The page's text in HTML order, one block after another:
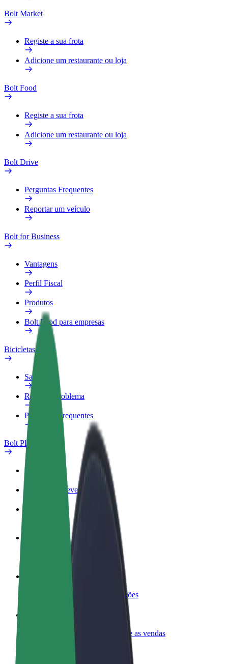
Bolt Market
Registe a sua frota
Adicione um restaurante ou loja
Bolt Food
Registe a sua frota
Adicione um restaurante ou loja
Bolt Drive
Perguntas Frequentes
Reportar um veículo
Bolt for Business
Vantagens
Perfil Fiscal
Produtos
Bolt Food para empresas
Bicicletas
Safety Lab
Reportar problema
Perguntas Frequentes
Bolt Plus
Vantagens
Como subscrever
Torne-se motorista
Ganhe dinheiro quando quiser
Registe a sua frota de estafetas
Ganhe dinheiro a entregar refeições
Chegue a mais clientes e aumente as vendas